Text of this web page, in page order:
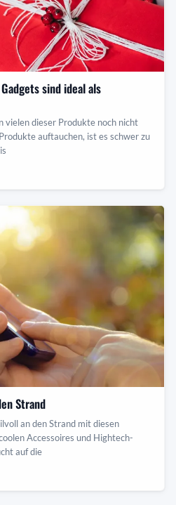
sind ideal als
vielen dieser Produkte noch nicht
auftauchen, ist es schwer zu
Strand
an den Strand mit diesen
Accessoires und Hightech-
auf die